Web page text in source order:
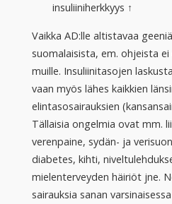
insuliiniherkkyys ↑
Vaikka AD:lle altistavaa
suomalaisista, em. ohjeista
muille. Insuliinitasojen
vaan myös lähes kaikkien
elintasosairauksien
Tällaisia ongelmia ovat mm.
verenpaine, sydän- ja
diabetes, kihti,
mielenterveyden häiriöt jne.
sairauksia sanan